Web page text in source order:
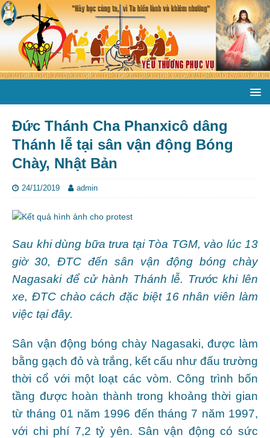
Đức Thánh Cha Phanxicô dâng
Thánh lễ tại sân vận động Bóng
Chày, Nhật Bản
24/11/2019 admin
Sau khi dùng bữa trưa tại Tòa TGM, vào lúc 13
giờ 30, ĐTC đến sân vận động bóng chày
Nagasaki để cử hành Thánh lễ. Trước khi lên
xe, ĐTC chào cách đặc biệt 16 nhân viên làm
việc tại đây.
Sân vận động bóng chày Nagasaki, được làm
bằng gạch đỏ và trắng, kết cấu như đấu trường
thời cổ với một loạt các vòm. Công trình bốn
tầng được hoàn thành trong khoảng thời gian
từ tháng 01 năm 1996 đến tháng 7 năm 1997,
với chi phí 7,2 tỷ yên. Sân vận động có sức